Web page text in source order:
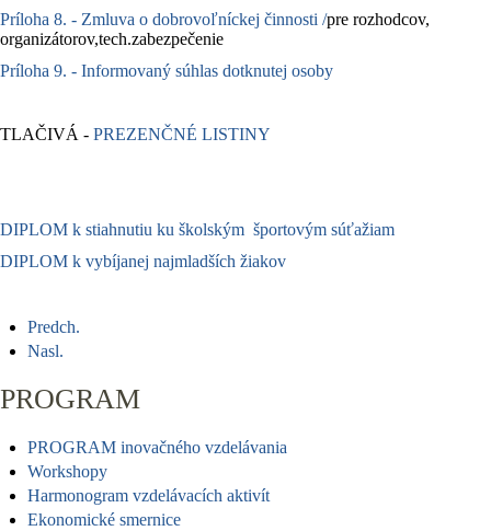
Príloha 8. - Zmluva o dobrovoľníckej činnosti /pre rozhodcov,
organizátorov,tech.zabezpečenie
Príloha 9. - Informovaný súhlas dotknutej osoby
TLAČIVÁ - PREZENČNÉ LISTINY
DIPLOM k stiahnutiu ku školským športovým súťažiam
DIPLOM k vybíjanej najmladších žiakov
Predch.
Nasl.
PROGRAM
PROGRAM inovačného vzdelávania
Workshopy
Harmonogram vzdelávacích aktivít
Ekonomické smernice